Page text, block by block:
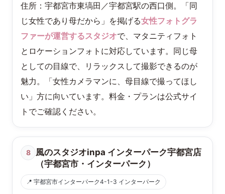
住所：宇都宮市東塙田／宇都宮駅の西口側。「同
じ女性であり母だから」を掲げる女性フォトグラ
ファーが運営するスタジオで、マタニティフォト
とロケーションフォトに対応しています。同じ母
としての目線で、リラックスして撮影できるのが
魅力。「女性カメラマンに、母目線で撮ってほし
い」方に向いています。料金・プランは公式サイ
トでご確認ください。
8
風のスタジオinpa インターパーク宇都宮店
（宇都宮市・インターパーク）
📍 宇都宮市インターパーク4-1-3 インターパーク